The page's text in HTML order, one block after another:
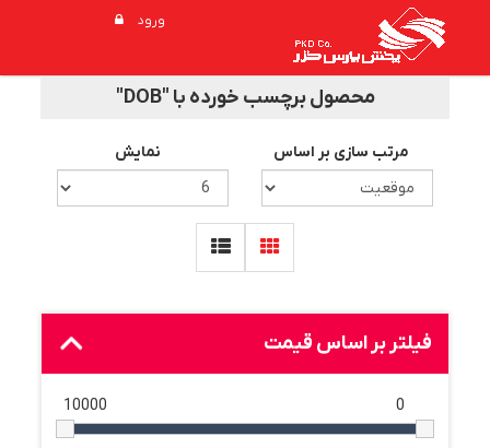
ورود
محصول برچسب خورده با "DOB"
مرتب سازی بر اساس نمایش
فیلتر بر اساس قیمت
0
10000